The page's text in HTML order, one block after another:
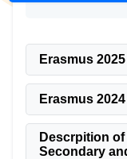
Erasmus 2025
Erasmus 2024
Descrpition
Secondary